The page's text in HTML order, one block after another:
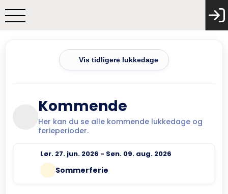
Vis tidligere lukkedage
Kommende
Her kan du se alle kommende lukkedage og
ferieperioder.
Lør. 27. jun. 2026 - Søn. 09. aug. 2026
Sommerferie